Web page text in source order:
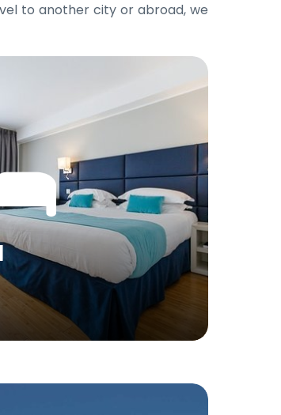
to another city or abroad, we